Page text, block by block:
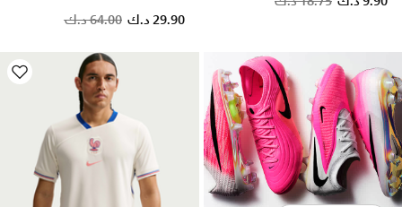
Price reduced from
64.00 د.ك to 29.90 د.ك